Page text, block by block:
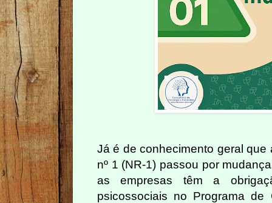
Já é de conhecimento geral que
nº 1 (NR-1) passou por
as empresas têm a
psicossociais no Programa de